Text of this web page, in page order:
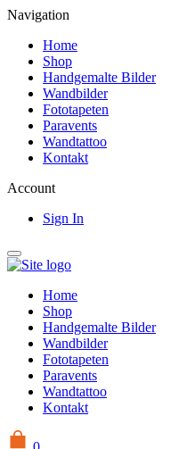
Navigation
Home
Shop
Handgemalte Bilder
Wandbilder
Fototapeten
Paravents
Wandtattoo
Kontakt
Account
Sign In
Home
Shop
Handgemalte Bilder
Wandbilder
Fototapeten
Paravents
Wandtattoo
Kontakt